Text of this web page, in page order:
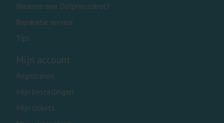
Waarom een Dolphin robot?
Reparatie service
Tips
Mijn account
Registreren
Mijn bestellingen
Mijn tickets